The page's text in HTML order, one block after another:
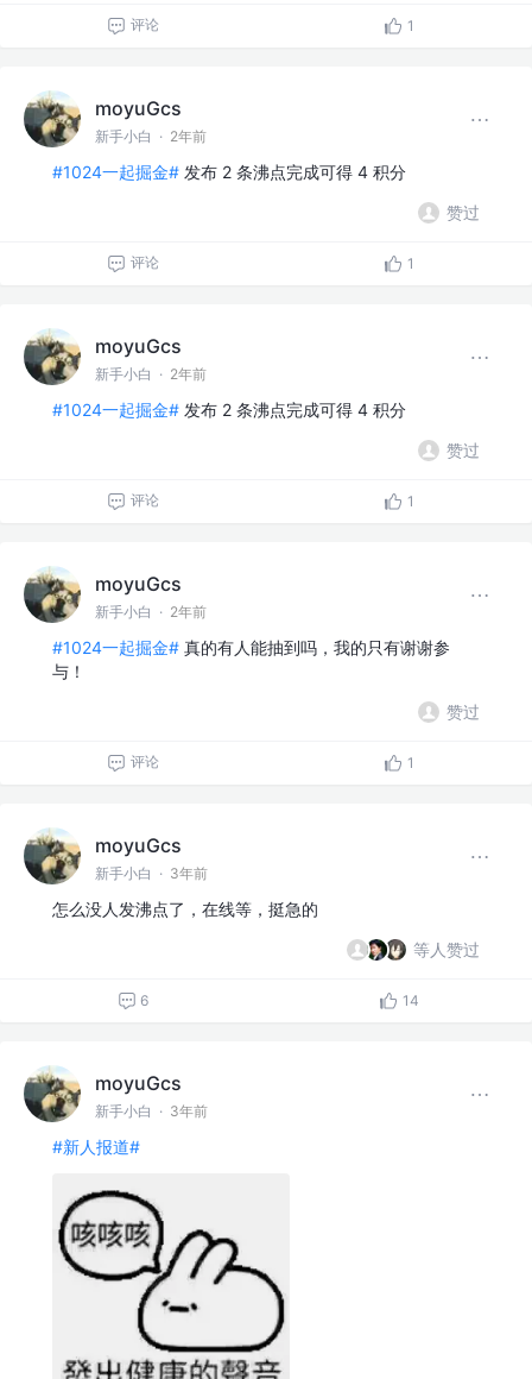
评论 1
moyuGcs
新手小白 · 2年前
#1024一起掘金# 发布 2 条沸点完成可得 4 积分
赞过
评论 1
moyuGcs
新手小白 · 2年前
#1024一起掘金# 发布 2 条沸点完成可得 4 积分
赞过
评论 1
moyuGcs
新手小白 · 2年前
#1024一起掘金# 真的有人能抽到吗，我的只有谢谢参
与！
赞过
评论 1
moyuGcs
新手小白 · 3年前
怎么没人发沸点了，在线等，挺急的
等人赞过
6 14
moyuGcs
新手小白 · 3年前
#新人报道#